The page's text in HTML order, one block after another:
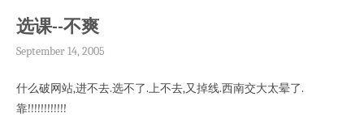
选课--不爽
September 14, 2005
什么破网站,进不去.选不了.上不去,又掉线.西南交大太晕了.
靠!!!!!!!!!!!!